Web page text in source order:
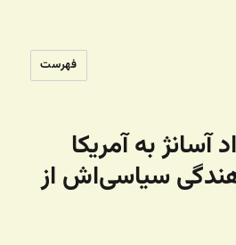
فهرست
آسانژ به آمریکا
سیاسی‌اش از